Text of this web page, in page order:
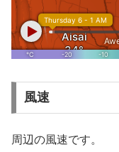
風速
周辺の風速です。